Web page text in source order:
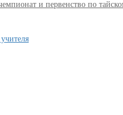
и первенство по